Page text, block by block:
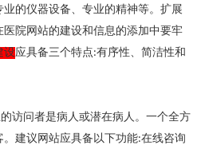
的仪器设备、专业的精神等。扩展
院网站的建设和信息的添加中要牢
设应具备三个特点:有序性、简洁性和
访问者是病人或潜在病人。一个全方
建议网站应具备以下功能:在线咨询